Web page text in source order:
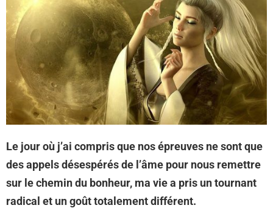
Le jour où j’ai compris que nos épreuves ne sont que
des appels désespérés de l’âme pour nous remettre
sur le chemin du bonheur, ma vie a pris un tournant
radical et un goût totalement différent.